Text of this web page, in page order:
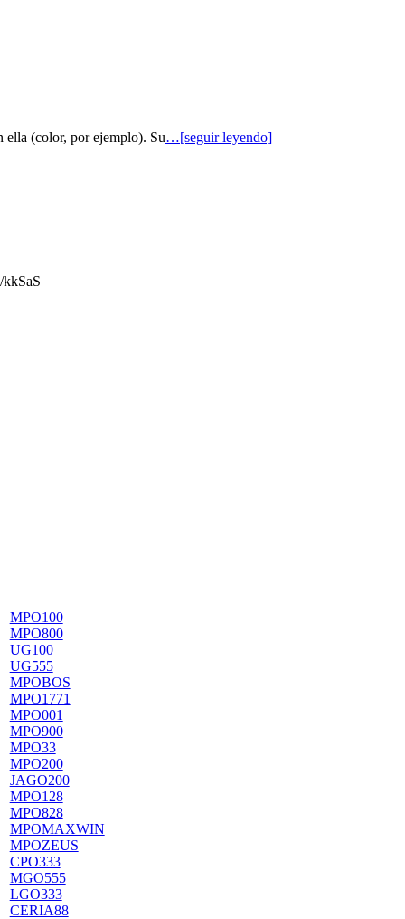
ella (color, por ejemplo). Su…[seguir leyendo]
kkSaS
MPO100
MPO800
UG100
UG555
MPOBOS
MPO1771
MPO001
MPO900
MPO33
MPO200
JAGO200
MPO128
MPO828
MPOMAXWIN
MPOZEUS
CPO333
MGO555
LGO333
CERIA88